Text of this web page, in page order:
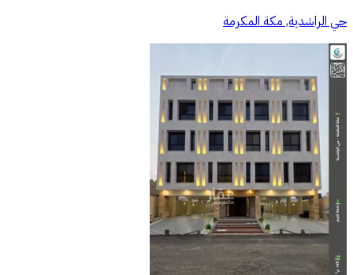
حي الراشدية, مكة المكرمة